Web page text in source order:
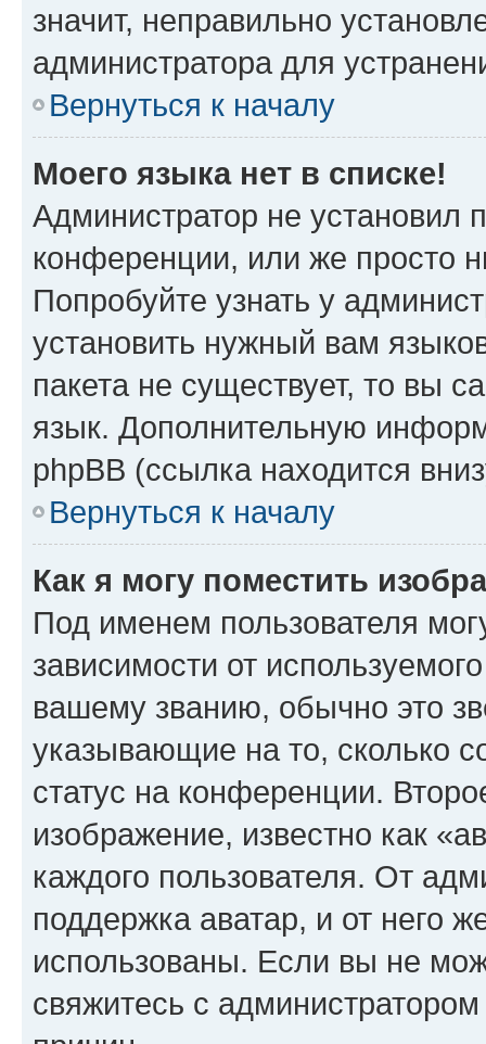
значит, неправильно
администратора для
Вернуться к началу
Моего языка нет в списке!
Администратор не установил
конференции, или же просто
Попробуйте узнать у
установить нужный вам
пакета не существует, то вы
язык. Дополнительную
phpBB (ссылка находится
Вернуться к началу
Как я могу поместить
Под именем пользователя
зависимости от
вашему званию, обычно это
указывающие на то, сколько
статус на конференции.
изображение, известно как
каждого пользователя. От
поддержка аватар, и от него
использованы. Если вы не
свяжитесь с